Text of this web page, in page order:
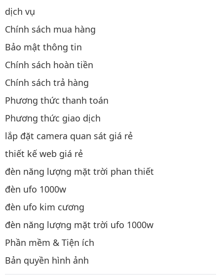
dịch vụ
Chính sách mua hàng
Bảo mật thông tin
Chính sách hoàn tiền
Chính sách trả hàng
Phương thức thanh toán
Phương thức giao dịch
lắp đặt camera quan sát giá rẻ
thiết kế web giá rẻ
đèn năng lượng mặt trời phan thiết
đèn ufo 1000w
đèn ufo kim cương
đèn năng lượng mặt trời ufo 1000w
Phần mềm & Tiện ích
Bản quyền hình ảnh